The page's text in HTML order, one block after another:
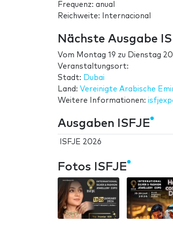
Frequenz: anual
Reichweite: Internacional
Nächste Ausgabe
Vom Montag 19 zu Dienstag
Veranstaltungsort:
Stadt: Dubai
Land: Vereinigte Arabische
Weitere Informationen:
Ausgaben ISFJE
ISFJE 2026
Fotos ISFJE